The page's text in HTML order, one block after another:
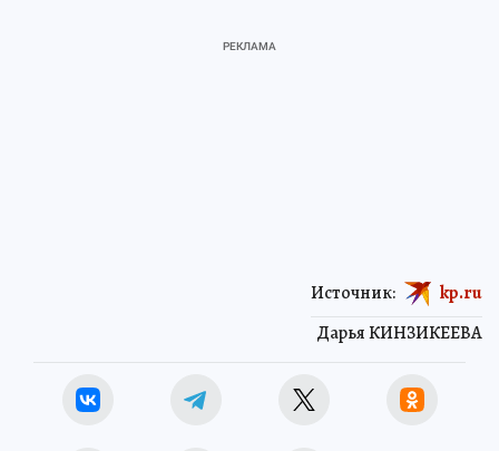
Дарья КИНЗИКЕЕВА
Источник: kp.ru